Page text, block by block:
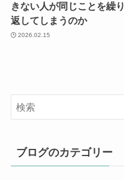
きない人が同じことを繰り
返してしまうのか
2026.02.15
ブログのカテゴリー